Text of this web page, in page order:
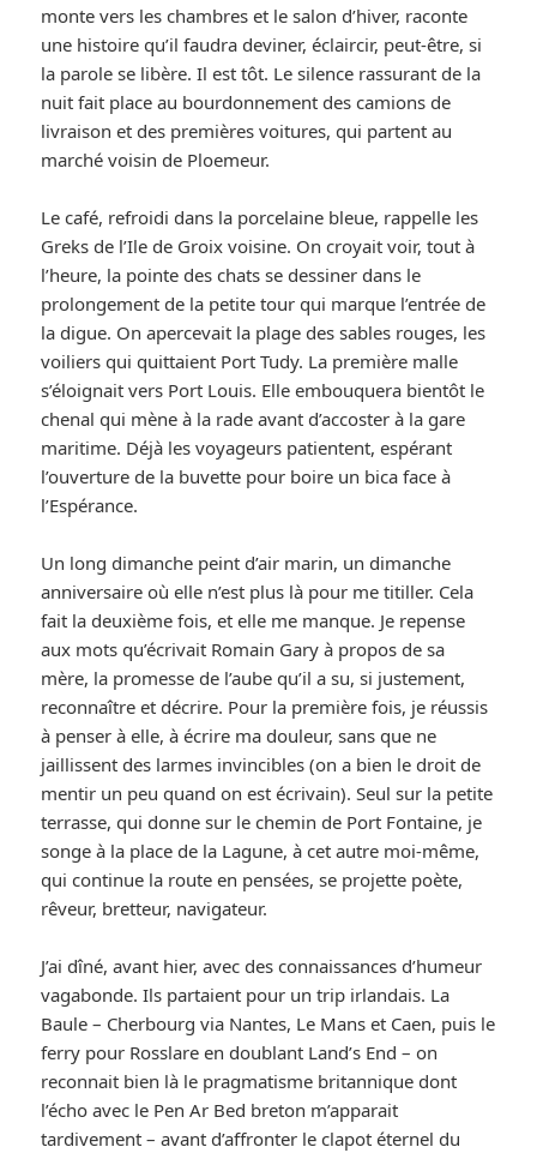
monte vers les chambres et le salon d’hiver, raconte
une histoire qu’il faudra deviner, éclaircir, peut-être, si
la parole se libère. Il est tôt. Le silence rassurant de la
nuit fait place au bourdonnement des camions de
livraison et des premières voitures, qui partent au
marché voisin de Ploemeur.
Le café, refroidi dans la porcelaine bleue, rappelle les
Greks de l’Ile de Groix voisine. On croyait voir, tout à
l’heure, la pointe des chats se dessiner dans le
prolongement de la petite tour qui marque l’entrée de
la digue. On apercevait la plage des sables rouges, les
voiliers qui quittaient Port Tudy. La première malle
s’éloignait vers Port Louis. Elle embouquera bientôt le
chenal qui mène à la rade avant d’accoster à la gare
maritime. Déjà les voyageurs patientent, espérant
l’ouverture de la buvette pour boire un bica face à
l’Espérance.
Un long dimanche peint d’air marin, un dimanche
anniversaire où elle n’est plus là pour me titiller. Cela
fait la deuxième fois, et elle me manque. Je repense
aux mots qu’écrivait Romain Gary à propos de sa
mère, la promesse de l’aube qu’il a su, si justement,
reconnaître et décrire. Pour la première fois, je réussis
à penser à elle, à écrire ma douleur, sans que ne
jaillissent des larmes invincibles (on a bien le droit de
mentir un peu quand on est écrivain). Seul sur la petite
terrasse, qui donne sur le chemin de Port Fontaine, je
songe à la place de la Lagune, à cet autre moi-même,
qui continue la route en pensées, se projette poète,
rêveur, bretteur, navigateur.
J’ai dîné, avant hier, avec des connaissances d’humeur
vagabonde. Ils partaient pour un trip irlandais. La
Baule – Cherbourg via Nantes, Le Mans et Caen, puis le
ferry pour Rosslare en doublant Land’s End – on
reconnait bien là le pragmatisme britannique dont
l’écho avec le Pen Ar Bed breton m’apparait
tardivement – avant d’affronter le clapot éternel du